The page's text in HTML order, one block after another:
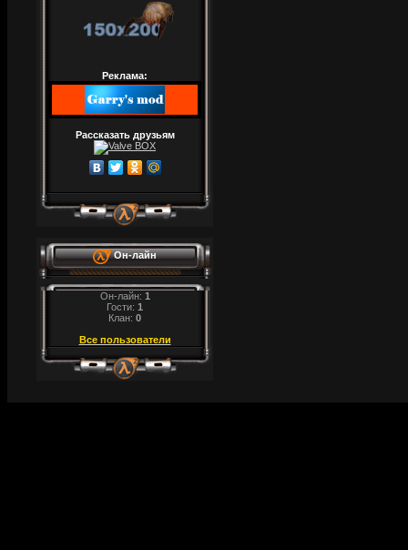
Реклама:
Рассказать друзьям
Он-лайн
Он-лайн: 1
Гости: 1
Клан: 0
Все пользователи